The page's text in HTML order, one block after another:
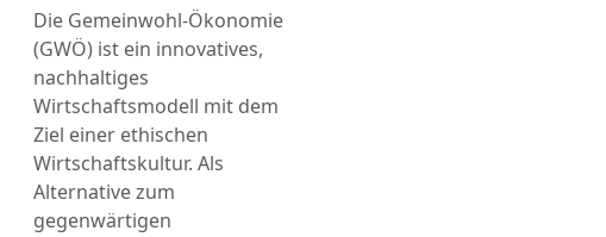
Die Gemeinwohl-Ökonomie
(GWÖ) ist ein innovatives,
nachhaltiges
Wirtschaftsmodell mit dem
Ziel einer ethischen
Wirtschaftskultur. Als
Alternative zum
gegenwärtigen